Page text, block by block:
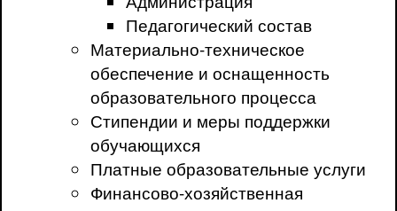
Педагогический состав
Материально-техническое
обеспечение и оснащенность
образовательного процесса
Стипендии и меры поддержки
обучающихся
Платные образовательные услуги
Финансово-хозяйственная